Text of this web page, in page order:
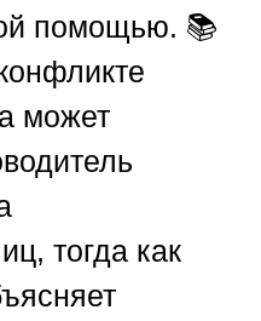
помощью. 📚
может
тогда как